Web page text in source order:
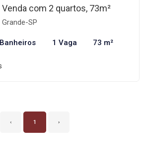
com 2 quartos, 73m²
SP
1 Vaga 73 m²
‹ 1 ›